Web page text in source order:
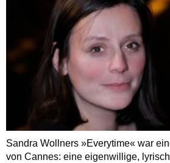
Sandra Wollners »Everytime« war
von Cannes: eine eigenwillige,